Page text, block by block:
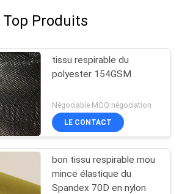
Top Produits
tissu respirable du
polyester 154GSM
Négociable MOQ:négociation
LE CONTACT
bon tissu respirable mou
mince élastique du
Spandex 70D en nylon